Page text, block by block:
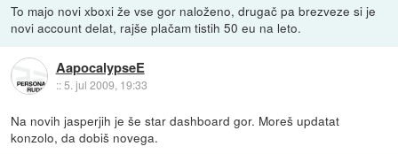
To majo novi xboxi že vse gor naloženo, drugač pa brezveze si je
novi account delat, rajše plačam tistih 50 eu na leto.
AapocalypseE
::5. jul 2009, 19:33
Na novih jasperjih je še star dashboard gor. Moreš updatat
konzolo, da dobiš novega.